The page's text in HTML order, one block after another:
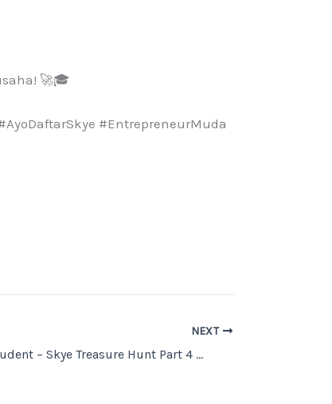
🚀🎓
#EntrepreneurMuda
NEXT
Testimoni Wali Student – Skye Treasure Hunt Part 4 👨‍👩‍👧‍👦💬